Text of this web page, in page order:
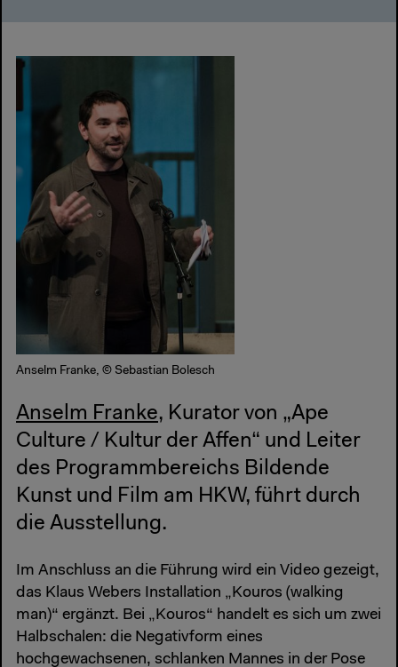
Anselm Franke, © Sebastian Bolesch
Anselm Franke, Kurator von „Ape
Culture / Kultur der Affen“ und Leiter
des Programmbereichs Bildende
Kunst und Film am HKW, führt durch
die Ausstellung.
Im Anschluss an die Führung wird ein Video gezeigt,
das Klaus Webers Installation „Kouros (walking
man)“ ergänzt. Bei „Kouros“ handelt es sich um zwei
Halbschalen: die Negativform eines
hochgewachsenen, schlanken Mannes in der Pose